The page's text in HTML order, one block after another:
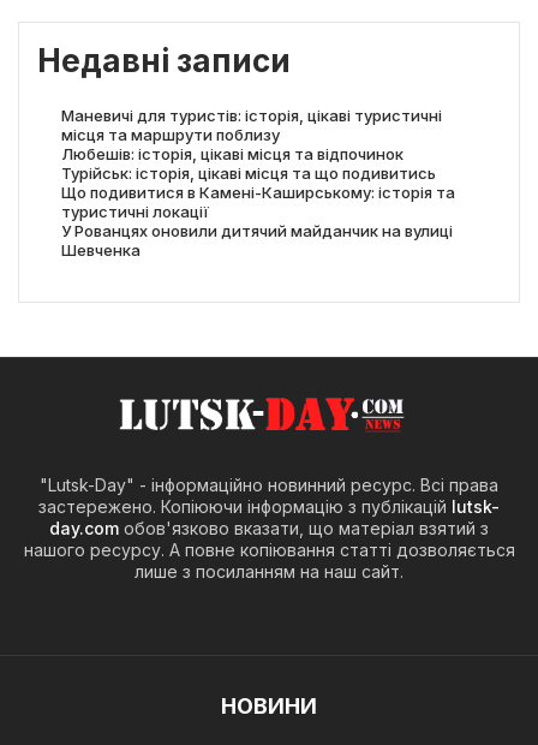
Недавні записи
Маневичі для туристів: історія, цікаві туристичні
місця та маршрути поблизу
Любешів: історія, цікаві місця та відпочинок
Турійськ: історія, цікаві місця та що подивитись
Що подивитися в Камені-Каширському: історія та
туристичні локації
У Рованцях оновили дитячий майданчик на вулиці
Шевченка
"Lutsk-Day" - інформаційно новинний ресурс. Всі права
застережено. Копіюючи інформацію з публікацій lutsk-
day.com обов'язково вказати, що матеріал взятий з
нашого ресурсу. А повне копіювання статті дозволяється
лише з посиланням на наш сайт.
НОВИНИ